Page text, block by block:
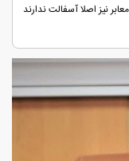
نیز اصلا آسفالت ندارند